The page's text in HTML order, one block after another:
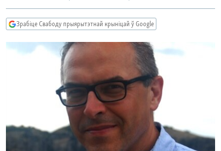
пошуку
ПАЛІТВЯЗЬНІ
КУЛЬТУРА
PREMIUM
МОВА
НА ХВАЛЯХ СВАБОДЫ
Зрабіце Свабоду прыярытэтнай крыніцай ў Google